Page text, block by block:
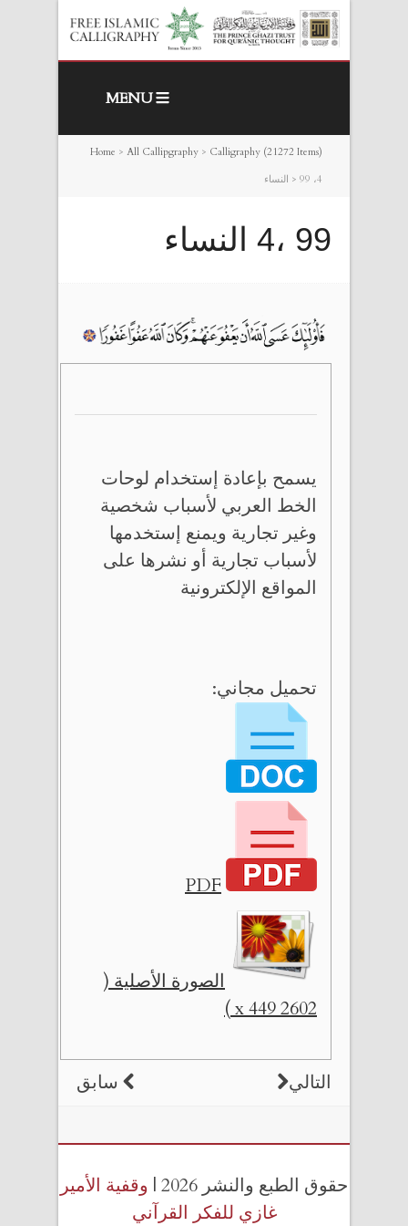
MENU
Home > All Callipgraphy > Calligraphy (21272 Items)
> 99 ،4 النساء
99 ،4 النساء
يسمح بإعادة إستخدام لوحات
الخط العربي لأسباب شخصية
وغير تجارية ويمنع إستخدمها
لأسباب تجارية أو نشرها على
المواقع الإلكترونية
تحميل مجاني:
PDF
الصورة الأصلية (
2602 x 449 )
سابق التالي
حقوق الطبع والنشر 2026 |
وقفية الأمير
غازي للفكر القرآني